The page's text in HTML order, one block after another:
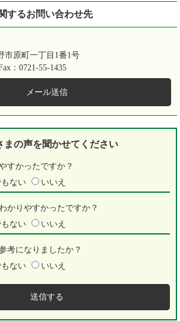
するお問い合わせ先
市原町一丁目1番1号
：0721-55-1435
メール送信
まの声を聞かせてください
すかったですか？
ない いいえ
かりやすかったですか？
ない いいえ
考になりましたか？
ない いいえ